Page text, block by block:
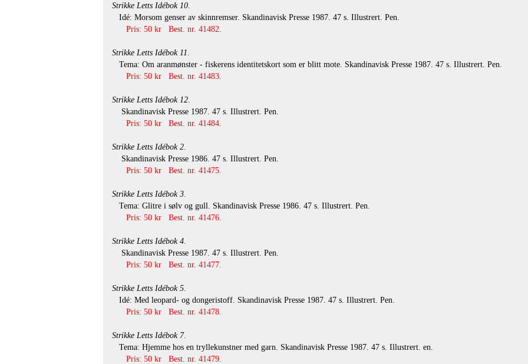
Strikke Letts Idébok 10.
Idé: Morsom genser av skinnremser. Skandinavisk Presse 1987. 47 s. Illustrert. Pen.
Pris: 50 kr Best. nr. 41482.
Strikke Letts Idébok 11
Tema: Om aranmønster - fiskerens identitetskort som er blitt mote. Skandinavisk Presse 1987. 47 s. Illustrert. Pen.
Pris: 50 kr Best. nr. 41483.
Strikke Letts Idébok 12.
Skandinavisk Presse 1987. 47 s. Illustrert. Pen.
Pris: 50 kr Best. nr. 41484.
Strikke Letts Idébok 2.
Skandinavisk Presse 1986. 47 s. Illustrert. Pen.
Pris: 50 kr Best. nr. 41475.
Strikke Letts Idébok 3.
Tema: Glitre i sølv og gull. Skandinavisk Presse 1986. 47 s. Illustrert. Pen.
Pris: 50 kr Best. nr. 41476.
Strikke Letts Idébok 4.
Skandinavisk Presse 1987. 47 s. Illustrert. Pen.
Pris: 50 kr Best. nr. 41477.
Strikke Letts Idébok 5.
Idé: Med leopard- og dongeristoff. Skandinavisk Presse 1987. 47 s. Illustrert. Pen.
Pris: 50 kr Best. nr. 41478.
Strikke Letts Idébok 7.
Tema: Hjemme hos en tryllekunstner med garn. Skandinavisk Presse 1987. 47 s. Illustrert. en.
Pris: 50 kr Best. nr. 41479.